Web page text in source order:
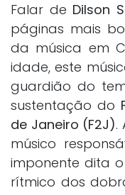
Falar de Dilson
páginas mais
da música em
idade, este
guardião do
sustentação do
de Janeiro (F2J).
músico
imponente dita
rítmico dos